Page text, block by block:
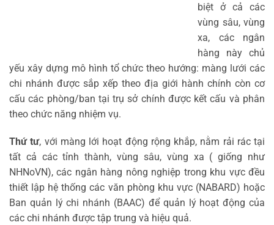
biệt ở cả các
vùng sâu, vùng
xa, các ngân
hàng này chủ
yếu xây dựng mô hình tổ chức theo hướng: màng lưới các
chi nhánh được sắp xếp theo địa giới hành chính còn cơ
cấu các phòng/ban tại trụ sở chính được kết cấu và phân
theo chức năng nhiệm vụ.
Thứ tư, với màng lới hoạt động rộng khắp, nằm rải rác tại
tất cả các tỉnh thành, vùng sâu, vùng xa ( giống như
NHNoVN), các ngân hàng nông nghiệp trong khu vực đều
thiết lập hệ thống các văn phòng khu vực (NABARD) hoặc
Ban quản lý chi nhánh (BAAC) để quản lý hoạt động của
các chi nhánh được tập trung và hiệu quả.